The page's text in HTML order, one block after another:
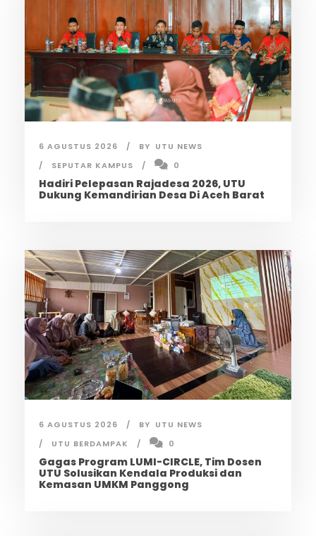
6 AGUSTUS 2026 BY UTU NEWS
SEPUTAR KAMPUS
0
Hadiri Pelepasan Rajadesa 2026, UTU
Dukung Kemandirian Desa Di Aceh Barat
6 AGUSTUS 2026 BY UTU NEWS
UTU BERDAMPAK
0
Gagas Program LUMI-CIRCLE, Tim Dosen
UTU Solusikan Kendala Produksi dan
Kemasan UMKM Panggong